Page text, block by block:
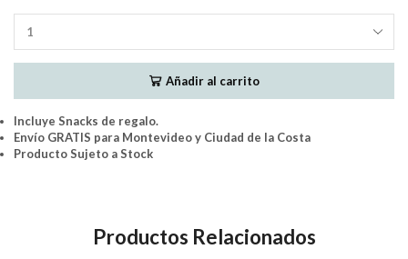
Perros
Media
12Kg
Añadir al carrito
Incluye Snacks de regalo.
Envío GRATIS para Montevideo y Ciudad de la Costa
Producto Sujeto a Stock
Productos Relacionados